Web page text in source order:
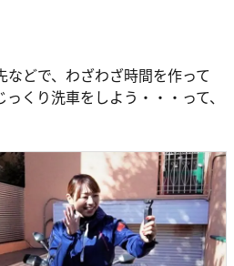
どで、わざわざ時間を作って
くり洗車をしよう・・・って、